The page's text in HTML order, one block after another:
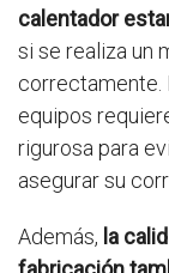
calentador
si se realiza un
correctamente.
equipos
rigurosa para
asegurar su
Además, la